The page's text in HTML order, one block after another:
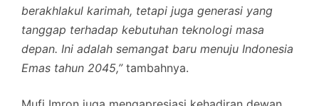
berakhlakul karimah, tetapi juga generasi yang
tanggap terhadap kebutuhan teknologi masa
depan. Ini adalah semangat baru menuju Indonesia
Emas tahun 2045,”tambahnya.